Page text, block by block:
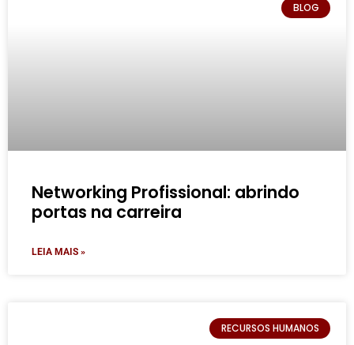
BLOG
Networking Profissional: abrindo
portas na carreira
LEIA MAIS »
RECURSOS HUMANOS